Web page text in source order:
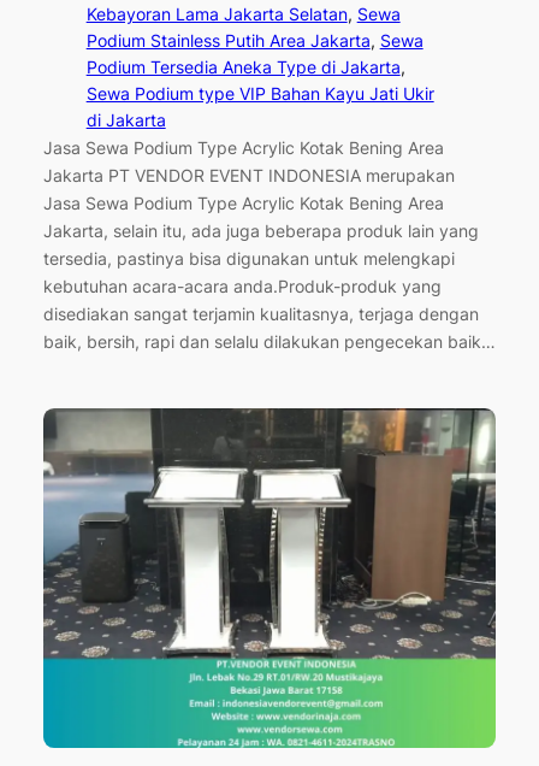
Kebayoran Lama Jakarta Selatan, Sewa
Podium Stainless Putih Area Jakarta, Sewa
Podium Tersedia Aneka Type di Jakarta
Sewa Podium type VIP Bahan Kayu Jati Ukir
di Jakarta
Jasa Sewa Podium Type Acrylic Kotak Bening Area
Jakarta PT VENDOR EVENT INDONESIA merupakan
Jasa Sewa Podium Type Acrylic Kotak Bening Area
Jakarta, selain itu, ada juga beberapa produk lain yang
tersedia, pastinya bisa digunakan untuk melengkapi
kebutuhan acara-acara anda.Produk-produk yang
disediakan sangat terjamin kualitasnya, terjaga dengan
baik, bersih, rapi dan selalu dilakukan pengecekan baik…